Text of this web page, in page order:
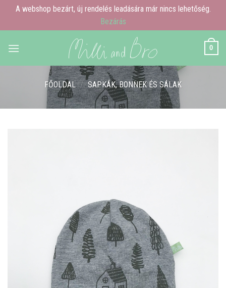
A webshop bezárt, új rendelés leadására már nincs lehetőség.
Bezárás
0
FŐOLDAL / SAPKÁK, BONNEK ÉS SÁLAK